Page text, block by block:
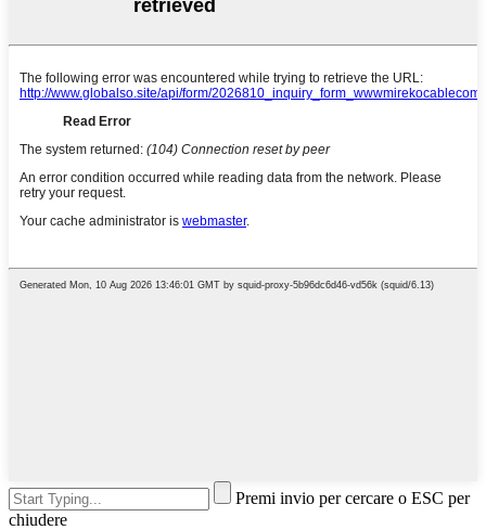
Premi invio per cercare o ESC per
chiudere